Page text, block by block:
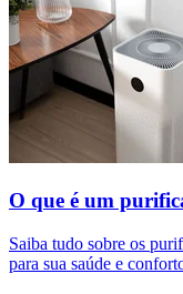
O que é um
Saiba tudo sobre os
para sua saúde e